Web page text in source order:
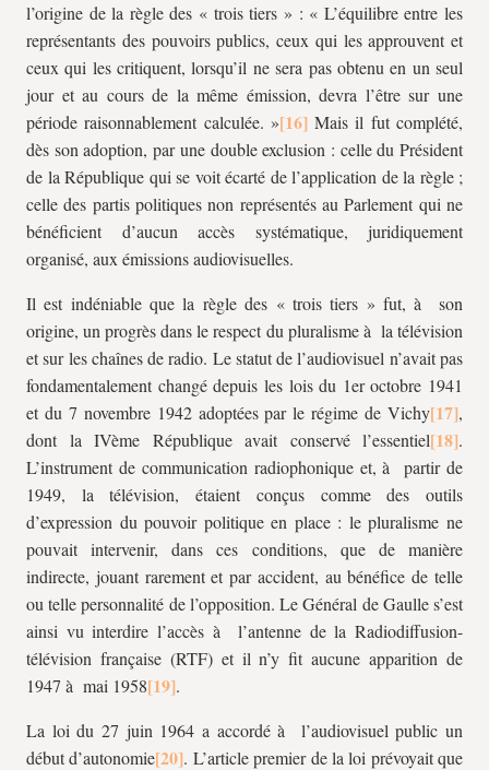
l’origine de la règle des « trois tiers » : « L’équilibre entre les
représentants des pouvoirs publics, ceux qui les approuvent et
ceux qui les critiquent, lorsqu’il ne sera pas obtenu en un seul
jour et au cours de la même émission, devra l’être sur une
période raisonnablement calculée. »
Mais il fut complété,
dès son adoption, par une double exclusion : celle du Président
de la République qui se voit écarté de l’application de la règle ;
celle des partis politiques non représentés au Parlement qui ne
bénéficient d’aucun accès systématique, juridiquement
organisé, aux émissions audiovisuelles.
Il est indéniable que la règle des « trois tiers » fut, à son
origine, un progrès dans le respect du pluralisme à la télévision
et sur les chaînes de radio. Le statut de l’audiovisuel n’avait pas
fondamentalement changé depuis les lois du 1er octobre 1941
et du 7 novembre 1942 adoptées par le régime de Vichy
,
dont la IVème République avait conservé l’essentiel
.
L’instrument de communication radiophonique et, à partir de
1949, la télévision, étaient conçus comme des outils
d’expression du pouvoir politique en place : le pluralisme ne
pouvait intervenir, dans ces conditions, que de manière
indirecte, jouant rarement et par accident, au bénéfice de telle
ou telle personnalité de l’opposition. Le Général de Gaulle s’est
ainsi vu interdire l’accès à l’antenne de la Radiodiffusion-
télévision française (RTF) et il n’y fit aucune apparition de
1947 à mai 1958
.
La loi du 27 juin 1964 a accordé à l’audiovisuel public un
début d’autonomie
. L’article premier de la loi prévoyait que